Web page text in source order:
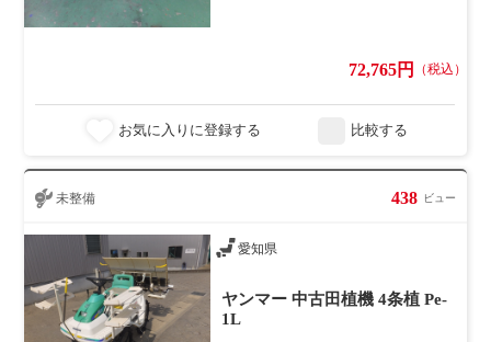
72,765円 （税込）
お気に入りに登録する 比較する
未整備 438 ビュー
愛知県
ヤンマー 中古田植機 4条植 Pe-
1L